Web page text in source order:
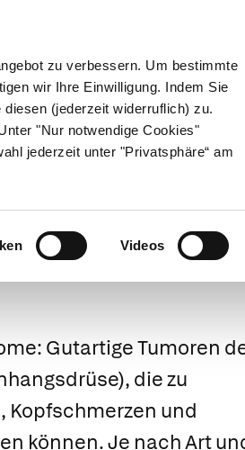
zu verbessern. Um bestimmte
wir Ihre Einwilligung. Indem Sie
(jederzeit widerruflich) zu.
"Nur notwendige Cookies"
jederzeit unter "Privatsphäre“ am
Videos
& Kind Gesund leben
Gutartige Tumoren
die zu
Kopfschmerzen und
können. Je nach Art